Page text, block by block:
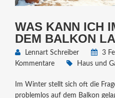
WAS KANN ICH
DEM BALKON
Lennart Schreiber 3
Kommentare
Haus und
Im Winter stellt sich oft die
problemlos auf dem Balkon